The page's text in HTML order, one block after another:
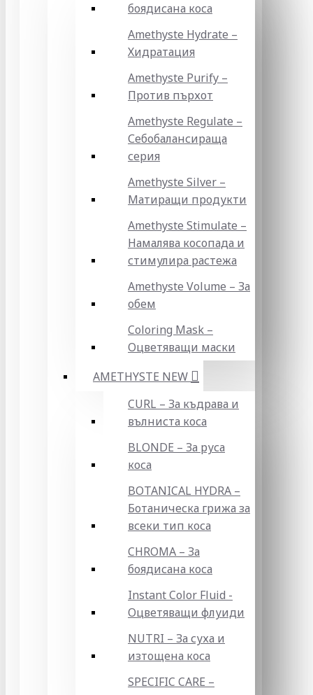
боядисана коса
Amethyste Hydrate –
Хидратация
Amethyste Purify –
Против пърхот
Amethyste Regulate –
Себобалансираща
серия
Amethyste Silver –
Матиращи продукти
Amethyste Stimulate –
Намалява косопада и
стимулира растежа
Amethyste Volume – За
обем
Coloring Mask –
Оцветяващи маски
AMETHYSTE NEW
CURL – За къдрава и
вълниста коса
BLONDE – За руса
коса
BOTANICAL HYDRA –
Ботаническа грижа за
всеки тип коса
CHROMA – За
боядисана коса
Instant Color Fluid -
Оцветяващи флуиди
NUTRI – За суха и
изтощена коса
SPECIFIC CARE –